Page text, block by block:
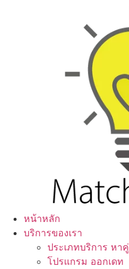
หน้าหลัก
บริการของเรา
ประเภทบริการ หาคู่
โปรแกรม ออกเดท